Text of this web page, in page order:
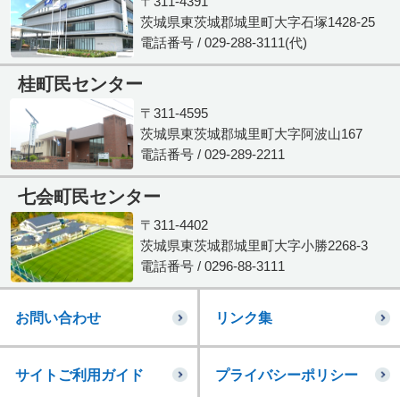
茨城県東茨城郡城里町大字石塚1428-25
電話番号 / 029-288-3111(代)
桂町民センター
〒311-4595
茨城県東茨城郡城里町大字阿波山167
電話番号 / 029-289-2211
七会町民センター
〒311-4402
茨城県東茨城郡城里町大字小勝2268-3
電話番号 / 0296-88-3111
お問い合わせ リンク集
サイトご利用ガイド プライバシーポリシー